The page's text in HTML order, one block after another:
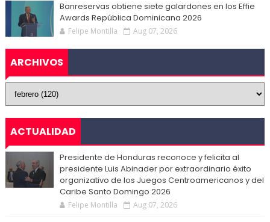
Banreservas obtiene siete galardones en los Effie
Awards República Dominicana 2026
Felipe Montilla Aug 07, 2026
ARCHIVOS
ACTUALIDAD
Presidente de Honduras reconoce y felicita al
presidente Luis Abinader por extraordinario éxito
organizativo de los Juegos Centroamericanos y del
Caribe Santo Domingo 2026
Felipe Montilla Aug 07, 2026